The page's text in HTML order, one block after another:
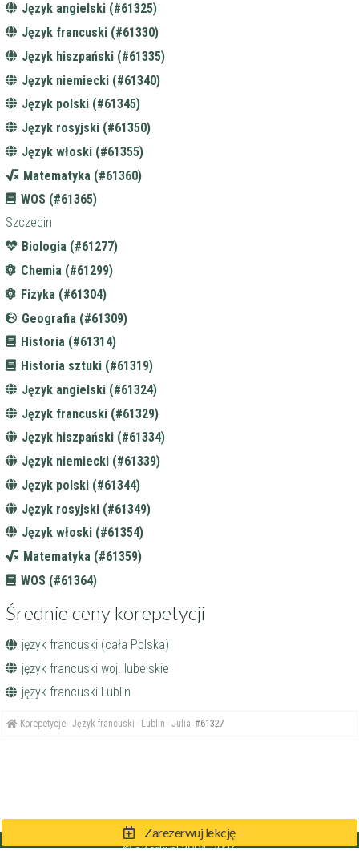
Zarezerwuj lekcję
Język angielski (#61325)
Język francuski (#61330)
Język hiszpański (#61335)
Język niemiecki (#61340)
Język polski (#61345)
Język rosyjski (#61350)
Język włoski (#61355)
Matematyka (#61360)
WOS (#61365)
Szczecin
Biologia (#61277)
Chemia (#61299)
Fizyka (#61304)
Geografia (#61309)
Historia (#61314)
Historia sztuki (#61319)
Język angielski (#61324)
Język francuski (#61329)
Język hiszpański (#61334)
Język niemiecki (#61339)
Język polski (#61344)
Język rosyjski (#61349)
Język włoski (#61354)
Matematyka (#61359)
WOS (#61364)
Średnie ceny korepetycji
język francuski (cała Polska)
język francuski woj. lubelskie
język francuski Lublin
Korepetycje Język francuski Lublin Julia #61327
© eKorki.pl 2004-2026